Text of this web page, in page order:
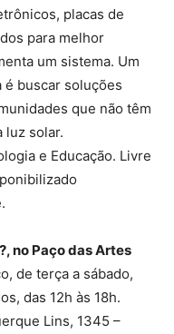
placas de
para melhor
um sistema. Um
buscar soluções
que não têm
luz solar.
e Educação. Livre
no Paço das Artes
de terça a sábado,
das 12h às 18h.
Lins, 1345 –